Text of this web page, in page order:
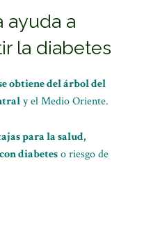
ayuda a
la diabetes
obtiene del árbol del
y el Medio Oriente.
para la salud,
diabeteso riesgo de